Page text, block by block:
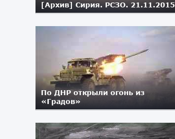
[Архив] Сирия. РСЗО. 21.11.2015
По ДНР открыли огонь из
«Градов»
05.11.2017